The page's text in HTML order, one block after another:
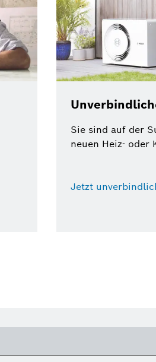
Sie sind auf der
neuen Heiz- oder
Jetzt